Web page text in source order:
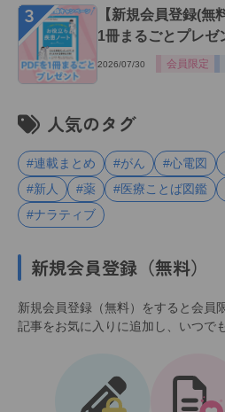
３
【新規会員登録(無
1冊まるごとプレゼ
2026/07/30 会員限定
人気のタグ
#連載まとめ #がん #心電図
#新人
#薬 #医療ことば図鑑
#ナラティブ
新規会員登録（無料）
新規会員登録（無料）をすると会員
記事をお気に入りに追加し、いつで